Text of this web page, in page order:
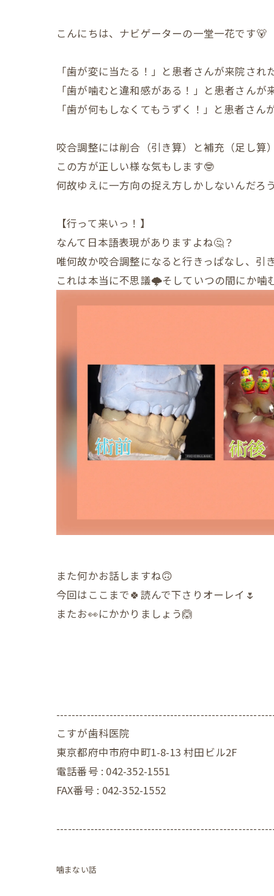
こんにちは、ナビゲーターの一堂一花です🐻
「歯が変に当たる！」と患者さんが来院さ
「歯が噛むと違和感がある！」と患者さん
「歯が何もしなくてもうずく！」と患者さ
咬合調整には削合（引き算）と補充（足し算
この方が正しい様な気もします🤓
何故ゆえに一方向の捉え方しかしないんだろ
【行って来いっ！】
なんて日本語表現がありますよね🤔？
唯何故か咬合調整になると行きっぱなし、引
これは本当に不思議🌩そしていつの間にか
また何かお話しますね🙃
今回はここまで🍀読んで下さりオーレイ🌷
またお👀にかかりましょう🙆
こすが歯科医院
東京都府中市府中町1-8-13 村田ビル2F
電話番号 : 042-352-1551
FAX番号 : 042-352-1552
噛まない話